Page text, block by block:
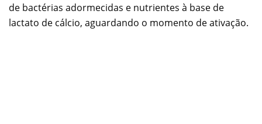
de bactérias adormecidas e nutrientes à base de
lactato de cálcio, aguardando o momento de ativação.